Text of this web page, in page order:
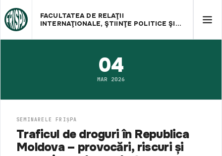
FACULTATEA DE RELAŢII
INTERNAŢIONALE, ŞTIINŢE POLITICE ŞI
04
MAR 2026
SEMINARELE FRIȘPA
Traficul de droguri în Republica
Moldova – provocări, riscuri și